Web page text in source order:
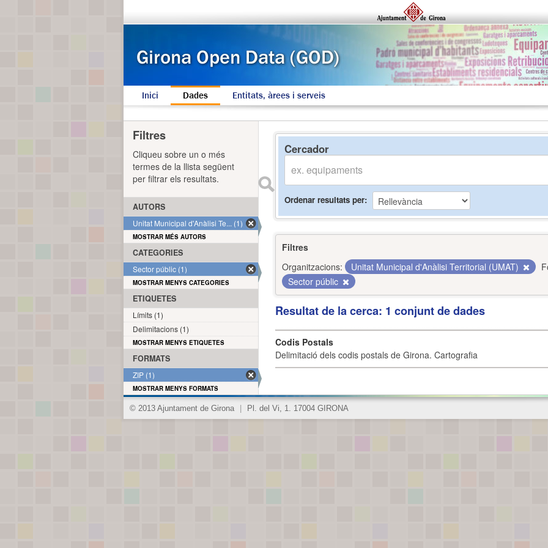
Inici Dades Entitats, àrees i serveis
Cercador
Ordenar resultats per
Filtres
Organitzacions:
Unitat Municipal d'Anàlisi Territorial (UMAT)
Sector públic
Resultat de la cerca: 1 conjunt de dades
Codis Postals
Delimitació dels codis postals de Girona. Cartografia
Filtres
Cliqueu sobre un o més
termes de la llista següent
per filtrar els resultats.
AUTORS
Unitat Municipal d'Anàlisi Te... (1)
MOSTRAR MÉS AUTORS
CATEGORIES
Sector públic (1)
MOSTRAR MENYS CATEGORIES
ETIQUETES
Límits (1)
Delimitacions (1)
MOSTRAR MENYS ETIQUETES
FORMATS
ZIP (1)
MOSTRAR MENYS FORMATS
© 2013 Ajuntament de Girona Pl. del Vi, 1. 17004 GIRONA